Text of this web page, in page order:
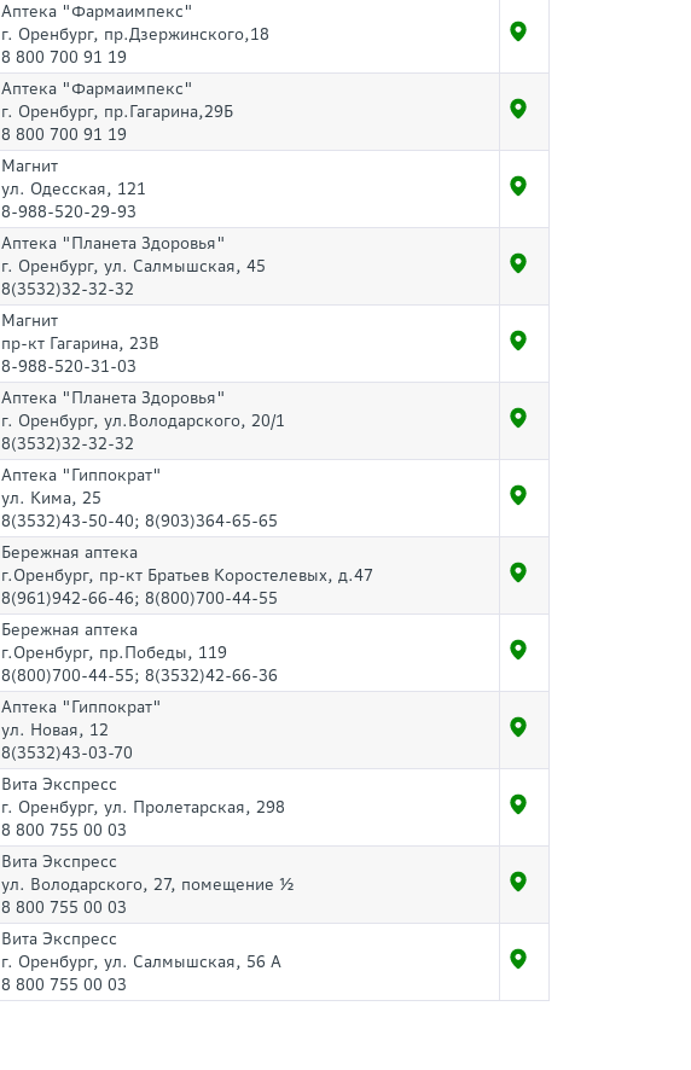
Аптека "Фармаимпекс"
г. Оренбург, пр.Дзержинского,18
8 800 700 91 19
Аптека "Фармаимпекс"
г. Оренбург, пр.Гагарина,29Б
8 800 700 91 19
Магнит
ул. Одесская, 121
8-988-520-29-93
Аптека "Планета Здоровья"
г. Оренбург, ул. Салмышская, 45
8(3532)32-32-32
Магнит
пр-кт Гагарина, 23В
8-988-520-31-03
Аптека "Планета Здоровья"
г. Оренбург, ул.Володарского, 20/1
8(3532)32-32-32
Аптека "Гиппократ"
ул. Кима, 25
8(3532)43-50-40; 8(903)364-65-65
Бережная аптека
г.Оренбург, пр-кт Братьев Коростелевых, д.47
8(961)942-66-46; 8(800)700-44-55
Бережная аптека
г.Оренбург, пр.Победы, 119
8(800)700-44-55; 8(3532)42-66-36
Аптека "Гиппократ"
ул. Новая, 12
8(3532)43-03-70
Вита Экспресс
г. Оренбург, ул. Пролетарская, 298
8 800 755 00 03
Вита Экспресс
ул. Володарского, 27, помещение ½
8 800 755 00 03
Вита Экспресс
г. Оренбург, ул. Салмышская, 56 А
8 800 755 00 03